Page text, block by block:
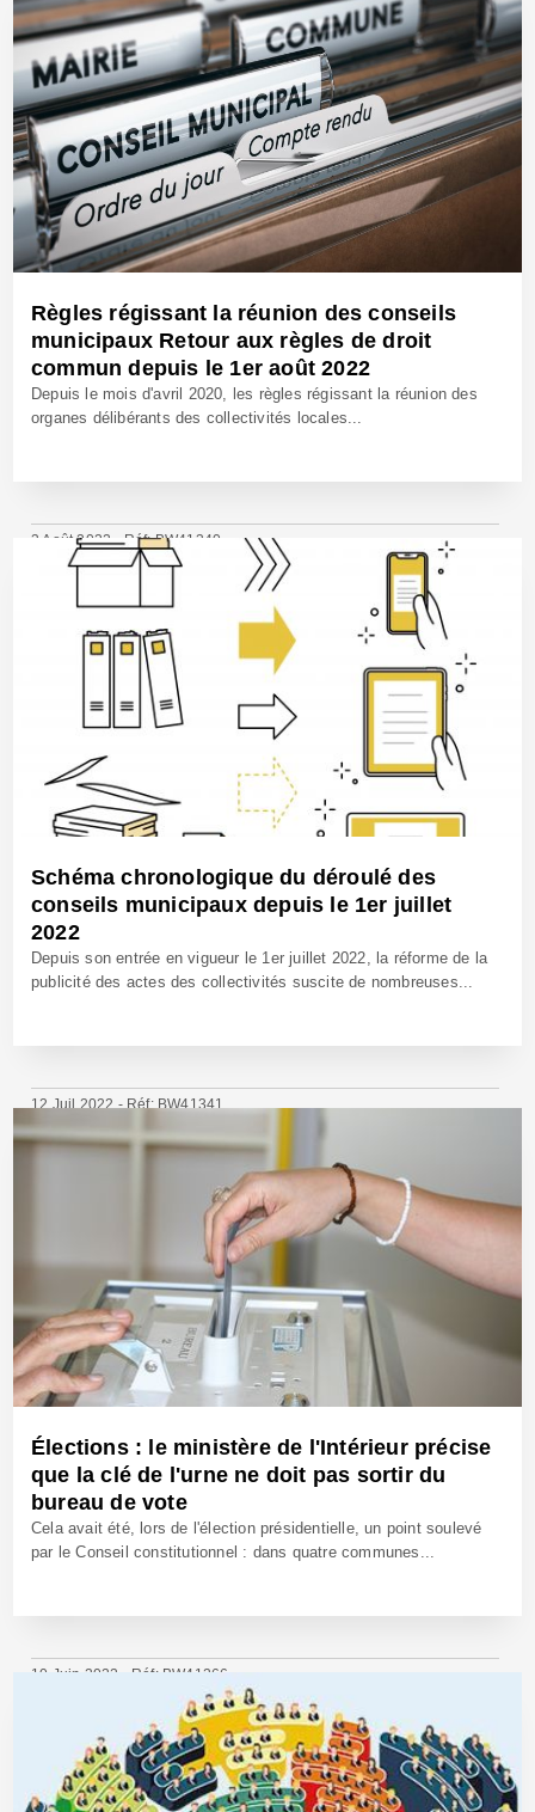
Règles régissant la réunion des conseils
municipaux Retour aux règles de droit
commun depuis le 1er août 2022
Depuis le mois d'avril 2020, les règles régissant la réunion des
organes délibérants des collectivités locales...
3 Août 2022 - Réf: BW41340
Schéma chronologique du déroulé des
conseils municipaux depuis le 1er juillet
2022
Depuis son entrée en vigueur le 1er juillet 2022, la réforme de la
publicité des actes des collectivités suscite de nombreuses...
12 Juil 2022 - Réf: BW41341
Élections : le ministère de l'Intérieur précise
que la clé de l'urne ne doit pas sortir du
bureau de vote
Cela avait été, lors de l'élection présidentielle, un point soulevé
par le Conseil constitutionnel : dans quatre communes...
10 Juin 2022 - Réf: BW41266